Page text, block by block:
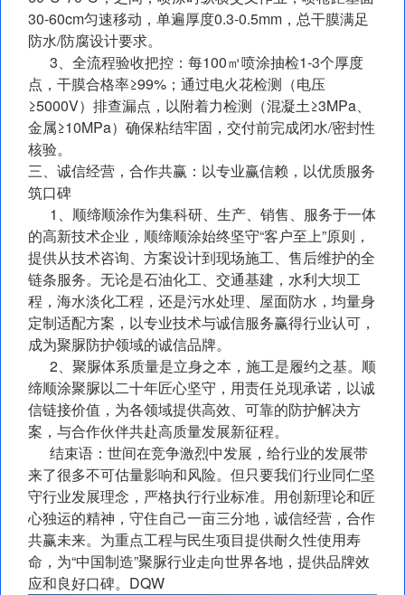
30-60cm匀速移动，单遍厚度0.3-0.5mm，总干膜满足
防水/防腐设计要求。
3、全流程验收把控：每100㎡喷涂抽检1-3个厚度
点，干膜合格率≥99%；通过电火花检测（电压
≥5000V）排查漏点，以附着力检测（混凝土≥3MPa、
金属≥10MPa）确保粘结牢固，交付前完成闭水/密封性
核验。
三、诚信经营，合作共赢：以专业赢信赖，以优质服务
筑口碑
1、顺缔顺涂作为集科研、生产、销售、服务于一体
的高新技术企业，顺缔顺涂始终坚守“客户至上”原则，
提供从技术咨询、方案设计到现场施工、售后维护的全
链条服务。无论是石油化工、交通基建，水利大坝工
程，海水淡化工程，还是污水处理、屋面防水，均量身
定制适配方案，以专业技术与诚信服务赢得行业认可，
成为聚脲防护领域的诚信品牌。
2、聚脲体系质量是立身之本，施工是履约之基。顺
缔顺涂聚脲以二十年匠心坚守，用责任兑现承诺，以诚
信链接价值，为各领域提供高效、可靠的防护解决方
案，与合作伙伴共赴高质量发展新征程。
结束语：世间在竞争激烈中发展，给行业的发展带
来了很多不可估量影响和风险。但只要我们行业同仁坚
守行业发展理念，严格执行行业标准。用创新理论和匠
心独运的精神，守住自己一亩三分地，诚信经营，合作
共赢未来。为重点工程与民生项目提供耐久性使用寿
命，为“中国制造”聚脲行业走向世界各地，提供品牌效
应和良好口碑。DQW